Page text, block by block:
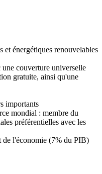
et énergétiques renouvelables
couverture universelle
gratuite, ainsi qu'une
importants
mondial : membre du
préférentielles avec les
l'économie (7% du PIB)